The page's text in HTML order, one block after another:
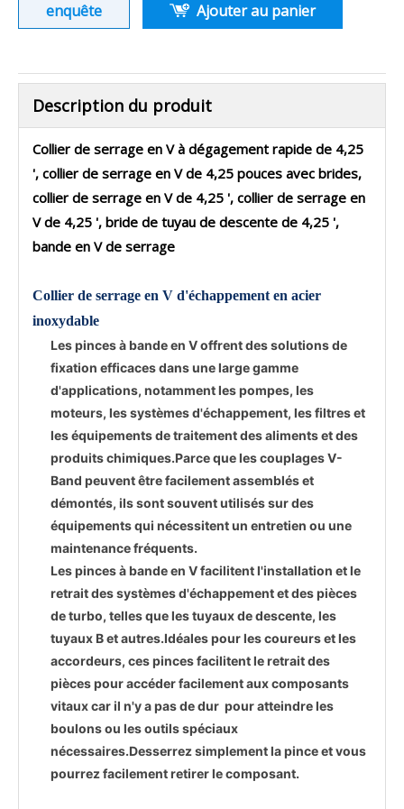
enquête Ajouter au panier
Description du produit
Collier de serrage en V à dégagement rapide de 4,25
', collier de serrage en V de 4,25 pouces avec brides,
collier de serrage en V de 4,25 ', collier de serrage en
V de 4,25 ', bride de tuyau de descente de 4,25 ',
bande en V de serrage
Collier de serrage en V d'échappement en acier
inoxydable
Les pinces à bande en V offrent des solutions de
fixation efficaces dans une large gamme
d'applications, notamment les pompes, les
moteurs, les systèmes d'échappement, les filtres et
les équipements de traitement des aliments et des
produits chimiques.Parce que les couplages V-
Band peuvent être facilement assemblés et
démontés, ils sont souvent utilisés sur des
équipements qui nécessitent un entretien ou une
maintenance fréquents.
Les pinces à bande en V facilitent l'installation et le
retrait des systèmes d'échappement et des pièces
de turbo, telles que les tuyaux de descente, les
tuyaux B et autres.Idéales pour les coureurs et les
accordeurs, ces pinces facilitent le retrait des
pièces pour accéder facilement aux composants
vitaux car il n'y a pas de dur pour atteindre les
boulons ou les outils spéciaux
nécessaires.Desserrez simplement la pince et vous
pourrez facilement retirer le composant.